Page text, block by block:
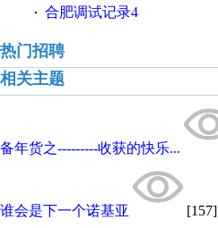
· 合肥调试记录4
热门招聘
相关主题
备年货之---------收获的快乐...
谁会是下一个诺基亚 [157]